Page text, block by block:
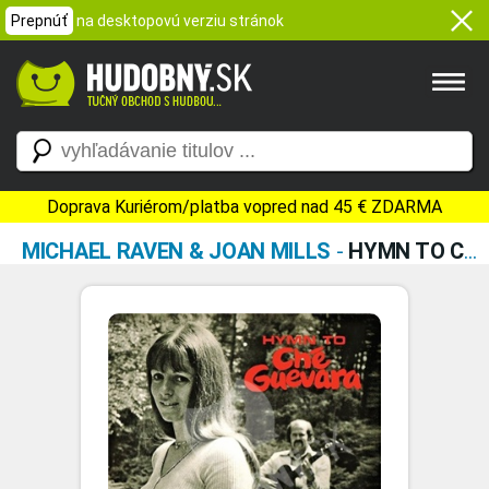
Prepnúť na desktopovú verziu stránok
Doprava Kuriérom/platba vopred nad 45 € ZDARMA
MICHAEL RAVEN & JOAN MILLS - HYMN TO CHE GUEVARA (2013 REMASTERED)